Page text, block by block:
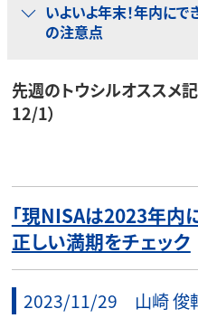
いよいよ年末！年内にで
の注意点
先週のトウシルオススメ
12/1）
「現NISAは2023年内
正しい満期をチェック
2023/11/29 山崎 俊